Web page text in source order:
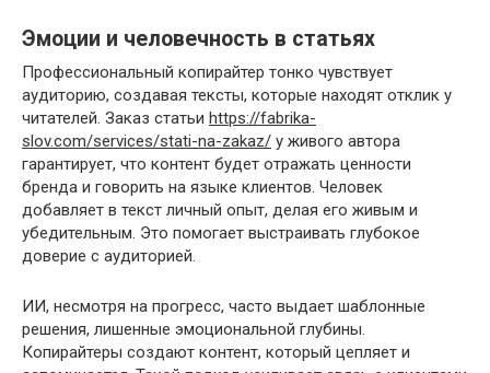
Эмоции и человечность в статьях
Профессиональный копирайтер тонко чувствует
аудиторию, создавая тексты, которые находят отклик у
читателей. Заказ статьи https://fabrika-
slov.com/services/stati-na-zakaz/ у живого автора
гарантирует, что контент будет отражать ценности
бренда и говорить на языке клиентов. Человек
добавляет в текст личный опыт, делая его живым и
убедительным. Это помогает выстраивать глубокое
доверие с аудиторией.
ИИ, несмотря на прогресс, часто выдает шаблонные
решения, лишенные эмоциональной глубины.
Копирайтеры создают контент, который цепляет и